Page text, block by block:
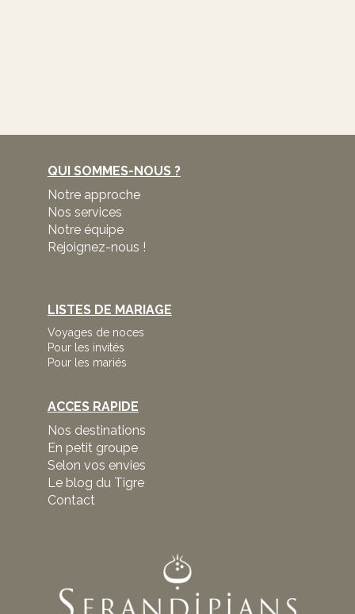
QUI SOMMES-NOUS ?
Notre approche
Nos services
Notre équipe
Rejoignez-nous !
LISTES DE MARIAGE
Voyages de noces
Pour les invités
Pour les mariés
ACCES RAPIDE
Nos destinations
En petit groupe
Selon vos envies
Le blog du Tigre
Contact